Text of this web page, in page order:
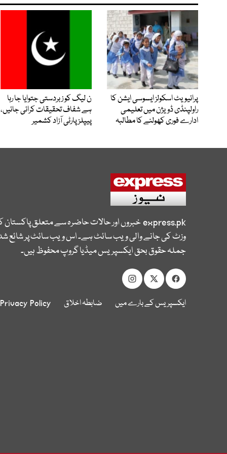
پرائیویٹ اسکولز ایسوسی ایشن کا
راولپنڈی ڈویژن میں تعلیمی
ادارے فوری کھولنے کا مطالبہ
ن لیگ کو زبردستی جتوایا جا رہا
ہے شفاف تحقیقات کرائی جائیں،
پیپلز پارٹی آزاد کشمیر
express.pkخبروں اور حالات حاضرہ سے متعلق
وزٹ کی جانے والی ویب سائٹ ہے۔ اس ویب سائٹ پر شائع
جملہ حقوق بحق ایکسپریس میڈیا گروپ محفوظ ہیں۔
ایکسپریس کے بارے میں ضابطہ اخلاق Privacy Policy